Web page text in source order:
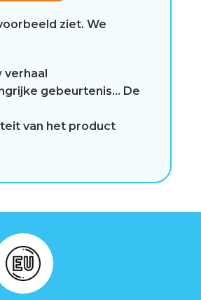
ziet. We
verhaal
gebeurtenis… De
van het product